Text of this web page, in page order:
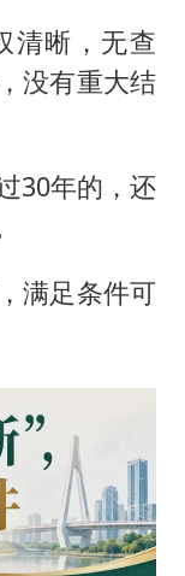
清晰，无查
没有重大结
30年的，还
满足条件可